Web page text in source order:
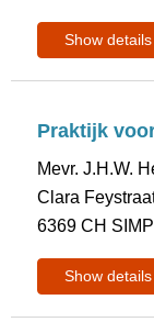
Show details
Praktijk
Mevr. J.H.W.
Clara
6369 CH
Show details